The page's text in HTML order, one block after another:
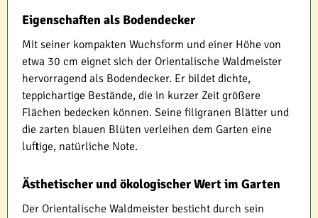
Eigenschaften als Bodendecker
Mit seiner kompakten Wuchsform und einer Höhe von
etwa 30 cm eignet sich der Orientalische Waldmeister
hervorragend als Bodendecker. Er bildet dichte,
teppichartige Bestände, die in kurzer Zeit größere
Flächen bedecken können. Seine filigranen Blätter und
die zarten blauen Blüten verleihen dem Garten eine
luftige, natürliche Note.
Ästhetischer und ökologischer Wert im Garten
Der Orientalische Waldmeister besticht durch sein